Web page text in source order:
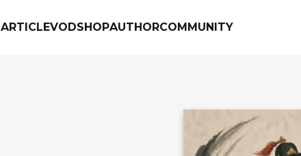
ARTICLEVODSHOPAUTHORCOMMUNITY